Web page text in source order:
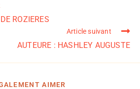
ROZIERES
Article suivant
AUTEURE : HASHLEY AUGUSTE
AIMER